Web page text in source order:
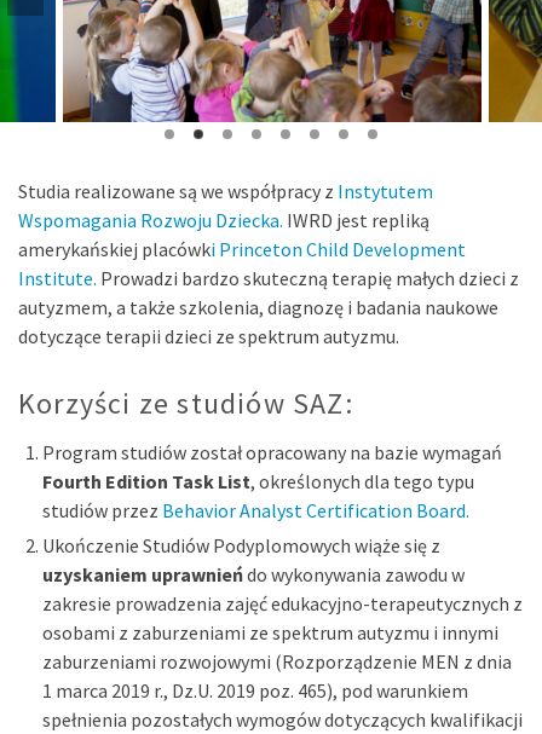
Studia realizowane są we współpracy z Instytutem
Wspomagania Rozwoju Dziecka. IWRD jest repliką
amerykańskiej placówki Princeton Child Development
Institute. Prowadzi bardzo skuteczną terapię małych dzieci z
autyzmem, a także szkolenia, diagnozę i badania naukowe
dotyczące terapii dzieci ze spektrum autyzmu.
Korzyści ze studiów SAZ:
Program studiów został opracowany na bazie wymagań
Fourth Edition Task List, określonych dla tego typu
studiów przez Behavior Analyst Certification Board.
Ukończenie Studiów Podyplomowych wiąże się z
uzyskaniem uprawnieńdo wykonywania zawodu w
zakresie prowadzenia zajęć edukacyjno-terapeutycznych z
osobami z zaburzeniami ze spektrum autyzmu i innymi
zaburzeniami rozwojowymi (Rozporządzenie MEN z dnia
1 marca 2019 r., Dz.U. 2019 poz. 465), pod warunkiem
spełnienia pozostałych wymogów dotyczących kwalifikacji